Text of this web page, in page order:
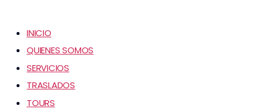
INICIO
QUIENES SOMOS
SERVICIOS
TRASLADOS
TOURS